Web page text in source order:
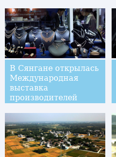
транспорта
В Сянгане открылась
Международная
выставка
производителей